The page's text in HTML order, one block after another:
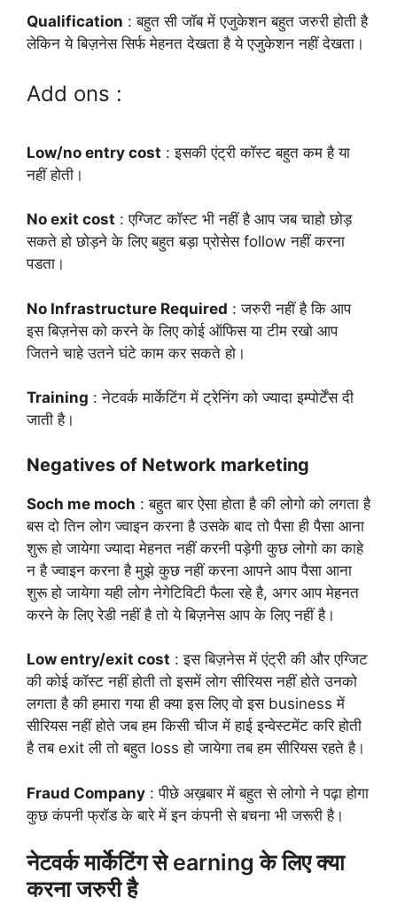
Qualification : बहुत सी जॉब में एजुकेशन बहुत जरुरी होती है
लेकिन ये बिज़नेस सिर्फ मेहनत देखता है ये एजुकेशन नहीं देखता।
Add ons :
Low/no entry cost : इसकी एंट्री कॉस्ट बहुत कम है या
नहीं होती।
No exit cost : एग्जिट कॉस्ट भी नहीं है आप जब चाहो छोड़
सकते हो छोड़ने के लिए बहुत बड़ा प्रोसेस follow नहीं करना
पडता।
No Infrastructure Required : जरुरी नहीं है कि आप
इस बिज़नेस को करने के लिए कोई ऑफिस या टीम रखो आप
जितने चाहे उतने घंटे काम कर सकते हो।
Training : नेटवर्क मार्केटिंग में ट्रेनिंग को ज्यादा इम्पोर्टेंस दी
जाती है।
Negatives of Network marketing
Soch me moch : बहुत बार ऐसा होता है की लोगो को लगता है
बस दो तिन लोग ज्वाइन करना है उसके बाद तो पैसा ही पैसा आना
शुरू हो जायेगा ज्यादा मेहनत नहीं करनी पड़ेगी कुछ लोगो का काहे
न है ज्वाइन करना है मुझे कुछ नहीं करना आपने आप पैसा आना
शुरू हो जायेगा यही लोग नेगेटिविटी फैला रहे है, अगर आप मेहनत
करने के लिए रेडी नहीं है तो ये बिज़नेस आप के लिए नहीं है।
Low entry/exit cost : इस बिज़नेस में एंट्री की और एग्जिट
की कोई कॉस्ट नहीं होती तो इसमें लोग सीरियस नहीं होते उनको
लगता है की हमारा गया ही क्या इस लिए वो इस business में
सीरियस नहीं होते जब हम किसी चीज में हाई इन्वेस्टमेंट करि होती
है तब exit ली तो बहुत loss हो जायेगा तब हम सीरियस रहते है।
Fraud Company : पीछे अख़बार में बहुत से लोगो ने पढ़ा होगा
कुछ कंपनी फ्रॉड के बारे में इन कंपनी से बचना भी जरूरी है।
नेटवर्क मार्केटिंग से earning के लिए क्या
करना जरुरी है